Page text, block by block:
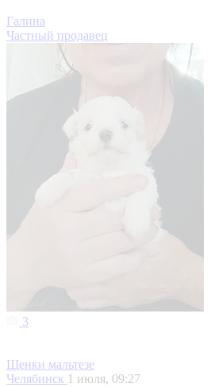
Галина
Частный продавец
3
Щенки мальтезе
Челябинск 1 июля, 09:27